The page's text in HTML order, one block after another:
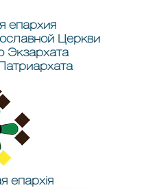
епархия
Церкви
Экзархата
епархія